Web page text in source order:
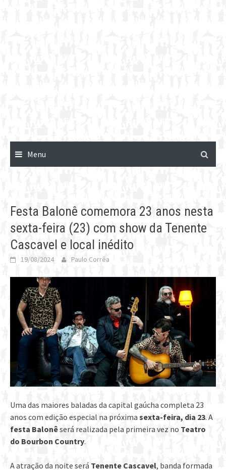
Menu
Festa Balonê comemora 23 anos nesta
sexta-feira (23) com show da Tenente
Cascavel e local inédito
19/08/2024 Paulo Corrêa
Uma das maiores baladas da capital gaúcha completa 23
anos com edição especial na próxima sexta-feira, dia 23. A
festa Balonêserá realizada pela primeira vez no Teatro
do Bourbon Country.
A atração da noite será Tenente Cascavel, banda formada